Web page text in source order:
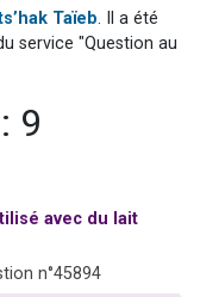
6 personnes viennent de nous rejoindre sur WhatsApp
Rivka, 6 enfants, victime de violences...
Taïeb. Il a été
service "Question au
9
avec du lait
n°45894